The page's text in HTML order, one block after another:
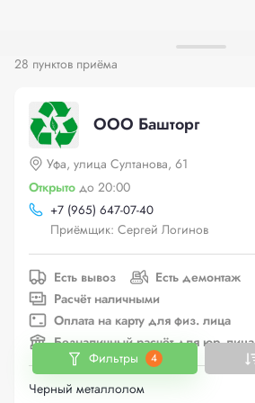
28 пунктов приёма
ООО Башторг
Уфа, улица Султанова, 61
Открыто до 20:00
+7 (965) 647-07-40
Приёмщик: Сергей Логинов
Есть вывоз
Есть демонтаж
Расчёт наличными
Оплата на карту для физ. лица
Безналичный расчёт для юр. лица
Черный металлолом
Фильтры 4